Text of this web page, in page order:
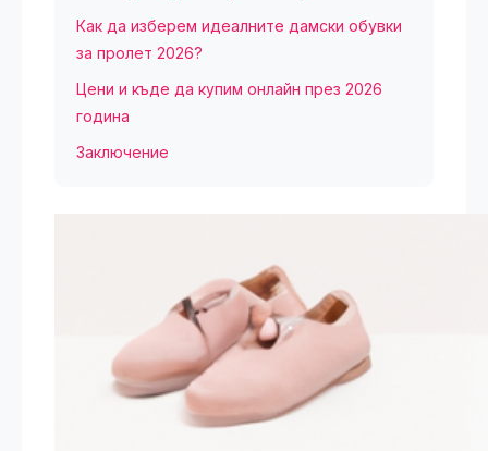
Как да изберем идеалните дамски обувки
за пролет 2026?
Цени и къде да купим онлайн през 2026
година
Заключение